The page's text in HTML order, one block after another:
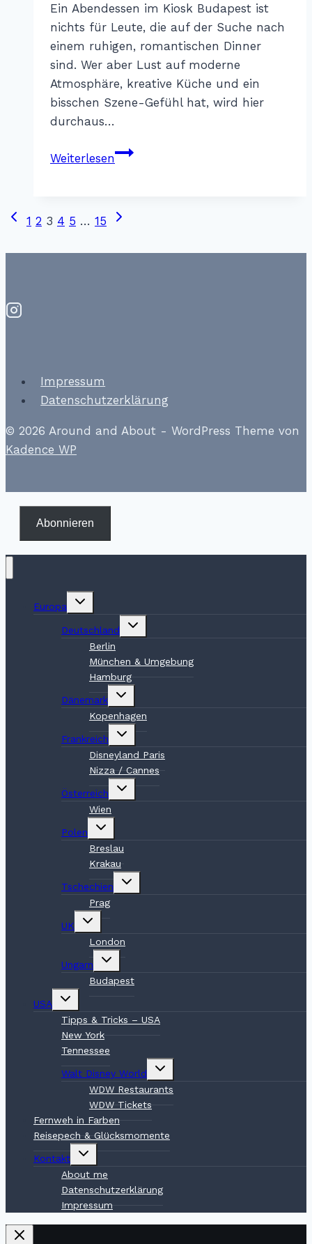
Ein Abendessen im Kiosk Budapest ist
nichts für Leute, die auf der Suche nach
einem ruhigen, romantischen Dinner
sind. Wer aber Lust auf moderne
Atmosphäre, kreative Küche und ein
bisschen Szene-Gefühl hat, wird hier
durchaus…
WeiterlesenKiosk
Seitennavigation
Vorherige
1 2 3 4 5 … 15
Nächste
Impressum
Datenschutzerklärung
© 2026 Around and About - WordPress Theme von
Kadence WP
Abonnieren
Europa
Untermenü
Deutschland
Untermenü
Berlin
München & Umgebung
Hamburg
Dänemark
Untermenü
Kopenhagen
Frankreich
Untermenü
Disneyland Paris
Nizza / Cannes
Österreich
Untermenü
Wien
Polen
Untermenü
Breslau
Krakau
Tschechien
Untermenü
Prag
UK
Untermenü
London
Ungarn
Untermenü
Budapest
USA
Untermenü
Tipps & Tricks – USA
New York
Tennessee
Walt Disney World
Untermenü
WDW Restaurants
WDW Tickets
Fernweh in Farben
Reisepech & Glücksmomente
Kontakt
Untermenü
About me
Datenschutzerklärung
Impressum